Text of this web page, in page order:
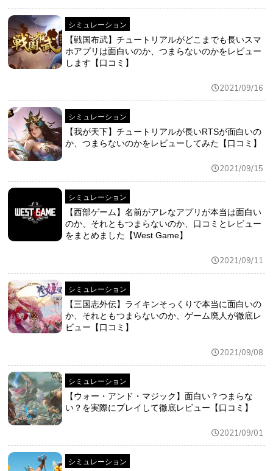
シミュレーション
【戦国布武】チュートリアルがどこまでも長いスマ
ホアプリは面白いのか、つまらないのかをレビュー
します【口コミ】
2021/09/16
シミュレーション
【我が天下】チュートリアルが長いRTSが面白いの
か、つまらないのかをレビューしてみた【口コミ】
2021/09/15
シミュレーション
【西部ゲーム】名前がアレなアプリが本当は面白い
のか、それともつまらないのか、口コミとレビュー
をまとめました【West Game】
2021/09/11
シミュレーション
【三国志外伝】ライキンそっくりで本当に面白いの
か、それともつまらないのか、ゲーム廃人が徹底レ
ビュー【口コミ】
2021/09/08
シミュレーション
【ウォー・アンド・マジック】面白い？つまらな
い？を実際にプレイして徹底レビュー【口コミ】
2021/09/01
シミュレーション